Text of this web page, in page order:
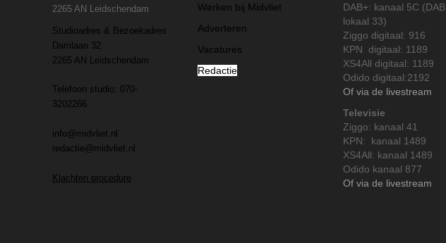
2265 AN Leidschendam
Studioadres & Bezoekadres
Damlaan 32
2265 AN Leidschendam
Telefoon studio: 070-
3202266
info@midvliet.nl
redactie@midvliet.nl
Klachten procedure
Werken bij Midvliet
Adverteren
Vacatures
Redactie
DAB+: kanaal 5C (DAB
lokaal 33)
Ziggo digitaal: 916
KPN digitaal: 1189
XS4All digitaal: 1189
Odido digitaal:2192
Of via de livestream
Televisie
Ziggo: kanaal 41
KPN: kanaal 1489
XS4All: kanaal 1489
Odido kanaal 877
Of via de livestream